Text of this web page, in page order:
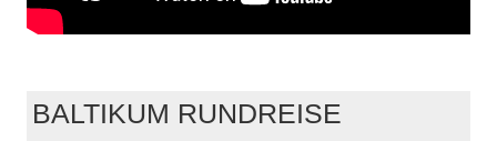
BALTIKUM RUNDREISE